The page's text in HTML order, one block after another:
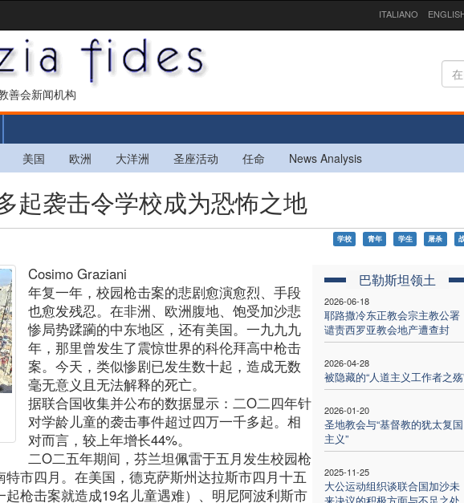
ITALIANO
善会新闻机构
美国 欧洲 大洋洲 圣座活动 任命 News Analysis
起袭击令学校成为恐怖之地
学校 青年 学生 屠杀
巴勒斯坦领土
2026-06-18
耶路撒冷东正教会宗主教公署
谴责西罗亚教会地产遭查封
2026-04-28
被隐藏的“人道主义工作者之殇
2026-01-20
圣地教会与“基督教的犹太复国
主义”
2025-11-25
大公运动组织谈联合国加沙未
Cosimo Graziani
年复一年，校园枪击案的悲剧愈演愈烈、手段
也愈发残忍。在非洲、欧洲腹地、饱受加沙悲
惨局势蹂躏的中东地区，还有美国。一九九九
年，那里曾发生了震惊世界的科伦拜高中枪击
案。今天，类似惨剧已发生数十起，造成无数
毫无意义且无法解释的死亡。
据联合国收集并公布的数据显示：二O二四年针
对学龄儿童的袭击事件超过四万一千多起。相
对而言，较上年增长44%。
二O二五年期间，芬兰坦佩雷于五月发生校园枪
市四月。在美国，德克萨斯州达拉斯市四月十五
枪击案就造成19名儿童遇难）、明尼阿波利斯市